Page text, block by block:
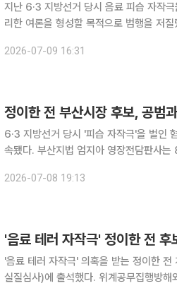
지난 6·3 지방선거 당시 음료 피습 자작
리한 여론을 형성할 목적으로 범행을 저질렀다고 진술
2026-07-09 16:31
정이한 전 부산시장 후보, 공범
6·3 지방선거 당시 '피습 자작극'을 벌인
속됐다. 부산지법 엄지아 영장전담판사는 8일 위계에 의한 공무집행방해와 공직선거법 위반 등 혐
발부했다. 정 전 후보의 공범으로 지목
2026-07-08 19:13
'음료 테러 자작극' 정이한 전
'음료 테러 자작극' 의혹을 받는 정이한
실질심사)에 출석했다. 위계공무집행방해와 공직선거법 위반 등 혐의를 받는 정 전 후보는 이날 오